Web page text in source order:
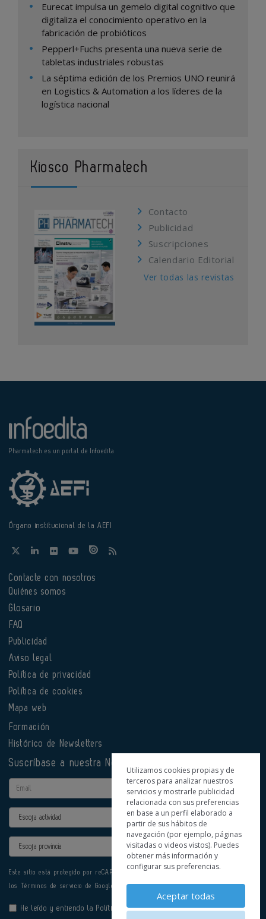
Eurecat impulsa un gemelo digital cognitivo que
digitaliza el conocimiento operativo en la
fabricación de probióticos
Pepperl+Fuchs presenta una nueva serie de
tabletas industriales robustas
La séptima edición de los Premios UNO reunirá
en Logistics & Automation a los líderes de la
logística nacional
Kiosco Pharmatech
Contacto
Publicidad
Suscripciones
Calendario Editorial
Ver todas las revistas
Pharmatech es un portal de Infoedita
Órgano institucional de la AEFI
Contacte con nosotros
Quiénes somos
Glosario
FAQ
Publicidad
Aviso legal
Política de privacidad
Política de cookies
Mapa web
Formación
Histórico de Newsletters
Suscríbase a nuestra Newsletter
Email
Actividad
Provincia
Este sitio está protegido por reCAPTCHA y se aplican la
los Términos de servicio de Google.
He leído y entiendo la Política de Privacidad
Utilizamos cookies propias y de
terceros para analizar nuestros
servicios y mostrarle publicidad
relacionada con sus preferencias
en base a un perfil elaborado a
partir de sus hábitos de
navegación (por ejemplo, páginas
visitadas o videos vistos). Puedes
obtener más información y
configurar sus preferencias.
Aceptar todas